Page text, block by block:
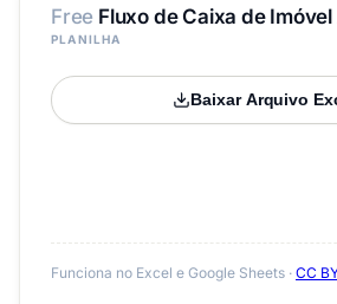
Free Fluxo de Caixa de
PLANILHA
Baixar Arquivo
Funciona no Excel e Google Sheets · CC